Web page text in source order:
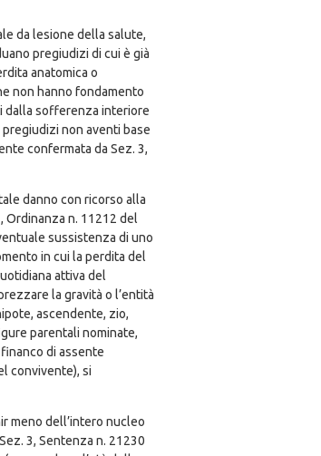
da lesione della salute,
pregiudizi di cui è già
anatomica o
non hanno fondamento
dalla sofferenza interiore
pregiudizi non aventi base
confermata da Sez. 3,
danno con ricorso alla
Ordinanza n. 11212 del
sussistenza di uno
in cui la perdita del
attiva del
la gravità o l’entità
ascendente, zio,
parentali nominate,
di assente
convivente), si
meno dell’intero nucleo
3, Sentenza n. 21230